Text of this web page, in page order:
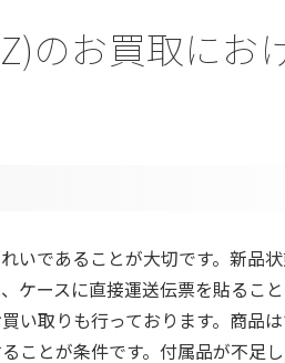
のお買取にお
いであることが大切です。新品
ケースに直接運送伝票を貼るこ
い取りも行っております。商品
ことが条件です。付属品が不足